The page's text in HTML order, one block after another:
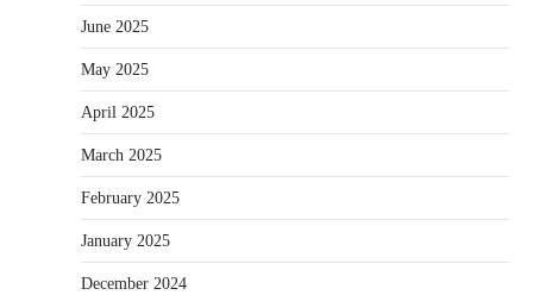
June 2025
May 2025
April 2025
March 2025
February 2025
January 2025
December 2024